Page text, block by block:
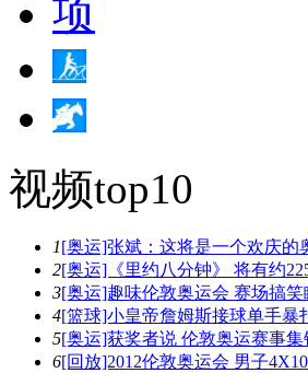
视频top10
1[奥运]张斌：这将是一个欢庆的
2[奥运]《里约八分钟》 将有约
3[奥运]趣味伦敦奥运会 赛场搞
4[篮球]小皇帝詹姆斯接球单手暴
5[奥运]获奖者说 伦敦奥运赛事集
6[回放]2012伦敦奥运会 男子